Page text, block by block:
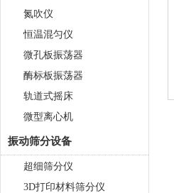
氮吹仪
恒温混匀仪
微孔板振荡器
酶标板振荡器
轨道式摇床
微型离心机
振动筛分设备
超细筛分仪
3D打印材料筛分仪